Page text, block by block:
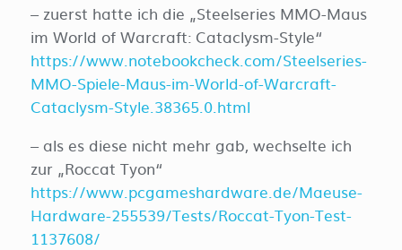
– zuerst hatte ich die „Steelseries MMO-Maus
im World of Warcraft: Cataclysm-Style“
https://www.notebookcheck.com/Steelseries-
MMO-Spiele-Maus-im-World-of-Warcraft-
Cataclysm-Style.38365.0.html
– als es diese nicht mehr gab, wechselte ich
zur „Roccat Tyon“
https://www.pcgameshardware.de/Maeuse-
Hardware-255539/Tests/Roccat-Tyon-Test-
1137608/